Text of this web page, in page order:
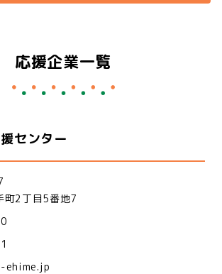
応援企業一覧
センター
町2丁目5番地7
ehime.jp